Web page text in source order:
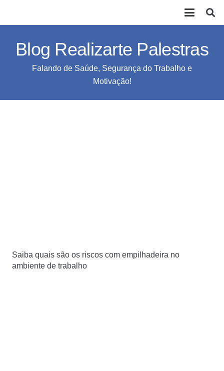
Blog Realizarte Palestras
Falando de Saúde, Segurança do Trabalho e
Motivação!
Saiba quais são os riscos com empilhadeira no
ambiente de trabalho